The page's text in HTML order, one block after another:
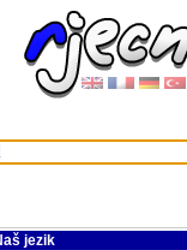
jezik